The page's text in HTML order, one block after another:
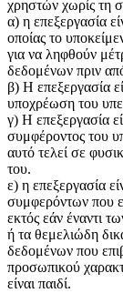
χρηστών χωρίς τη
α) η επεξεργασία
οποίας το
για να ληφθούν
δεδομένων πριν
β) Η επεξεργασία
υποχρέωση του
γ) Η επεξεργασία
συμφέροντος του
αυτό τελεί σε
του.
ε) η επεξεργασία
συμφερόντων που
εκτός εάν έναντι
ή τα θεμελιώδη
δεδομένων που
προσωπικού
είναι παιδί.